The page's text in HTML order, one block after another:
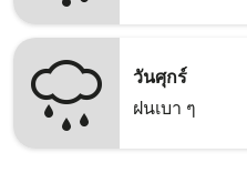
วันศุกร์
ฝนเบา ๆ